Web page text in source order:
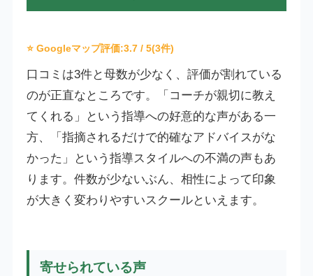
⭐ Googleマップ評価:3.7/ 5(3件)
口コミは3件と母数が少なく、評価が割れている
のが正直なところです。「コーチが親切に教え
てくれる」という指導への好意的な声がある一
方、「指摘されるだけで的確なアドバイスがな
かった」という指導スタイルへの不満の声もあ
ります。件数が少ないぶん、相性によって印象
が大きく変わりやすいスクールといえます。
寄せられている声